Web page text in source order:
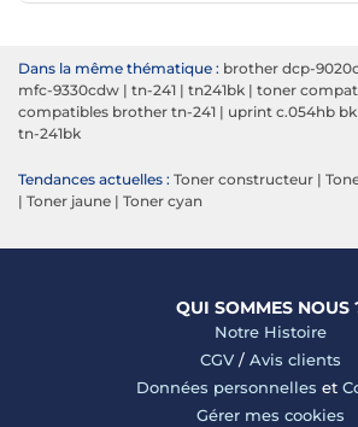
Dans la même thématique : brother dcp-
mfc-9330cdw | tn-241 | tn241bk | toner
compatibles brother tn-241 | uprint c.054hb
tn-241bk
Tendances actuelles : Toner constructeur |
| Toner jaune | Toner cyan
QUI SOMMES NOUS
Notre Histoire
CGV/ Avis clients
Données personnelles et
Gérer mes cookies